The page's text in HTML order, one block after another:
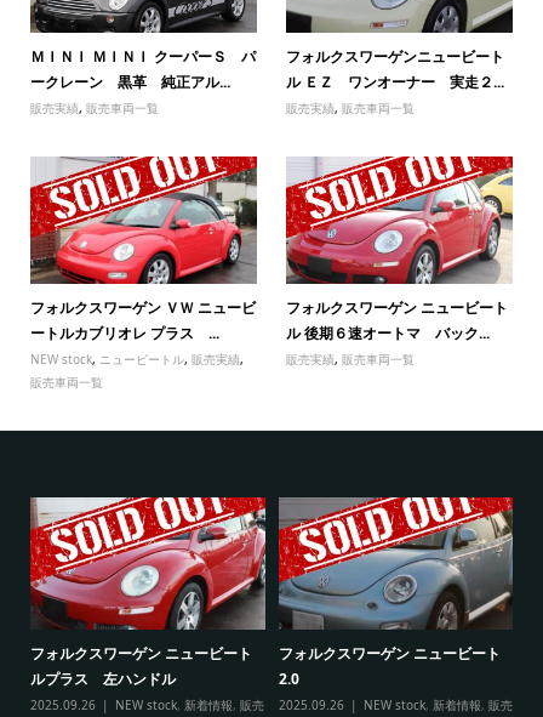
ＭＩＮＩ ＭＩＮＩ クーパーＳ パ
ークレーン 黒革 純正アル...
販売実績, 販売車両一覧
フォルクスワーゲンニュービート
ル ＥＺ ワンオーナー 実走２...
販売実績,販売車両一覧
フォルクスワーゲン ＶＷ ニュービ
ートルカブリオレ プラス ...
NEW stock, ニュービートル, 販売実績,
販売車両一覧
フォルクスワーゲン ニュービート
ル 後期６速オートマ バック...
販売実績,販売車両一覧
フォルクスワーゲン ニュービート
ルプラス 左ハンドル
2025.09.26 NEW stock, 新着情報, 販売
フォルクスワーゲン ニュービート
2.0
2025.09.26 NEW stock, 新着情報, 販売